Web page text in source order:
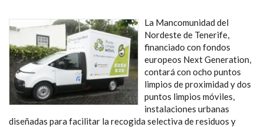
La Mancomunidad del
Nordeste de Tenerife,
financiado con fondos
europeos Next Generation,
contará con ocho puntos
limpios de proximidad y dos
puntos limpios móviles,
instalaciones urbanas
diseñadas para facilitar la recogida selectiva de residuos y